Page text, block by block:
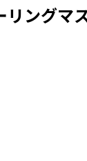
ングマ